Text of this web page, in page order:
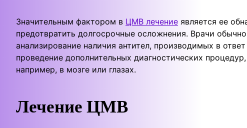
Значительным фактором в ЦМВ лечение является ее
предотвратить долгосрочные осложнения. Врачи
анализирование наличия антител, производимых в
проведение дополнительных диагностических
например, в мозге или глазах.
Лечение ЦМВ